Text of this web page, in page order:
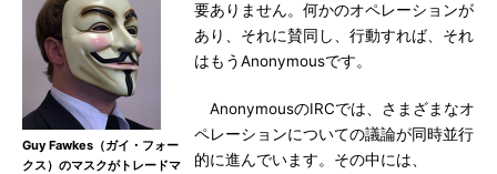
Guy Fawkes（ガイ・フォー
クス）のマスクがトレードマ
要ありません。何かのオペレーションが
あり、それに賛同し、行動すれば、それ
はもうAnonymousです。
AnonymousのIRCでは、さまざまなオ
ペレーションについての議論が同時並行
的に進んでいます。その中には、